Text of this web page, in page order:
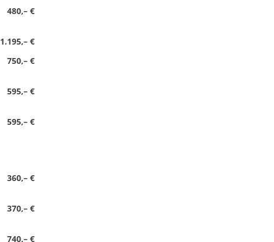
480,– €
1.195,– €
750,– €
595,– €
595,– €
360,– €
370,– €
740,– €